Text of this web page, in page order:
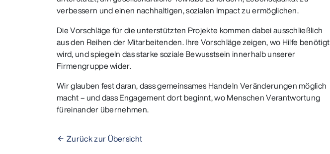
verbessern und einen nachhaltigen, sozialen Impact zu ermöglichen.
Die Vorschläge für die unterstützten Projekte kommen dabei ausschließlich
aus den Reihen der Mitarbeitenden. Ihre Vorschläge zeigen, wo Hilfe benötigt
wird, und spiegeln das starke soziale Bewusstsein innerhalb unserer
Firmengruppe wider.
Wir glauben fest daran, dass gemeinsames Handeln Veränderungen möglich
macht – und dass Engagement dort beginnt, wo Menschen Verantwortung
füreinander übernehmen.
Zurück zur Übersicht